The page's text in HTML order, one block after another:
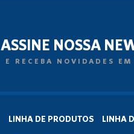
ASSINE NOSSA
E RECEBA NOVIDADES
LINHA DE PRODUTOS LINHA